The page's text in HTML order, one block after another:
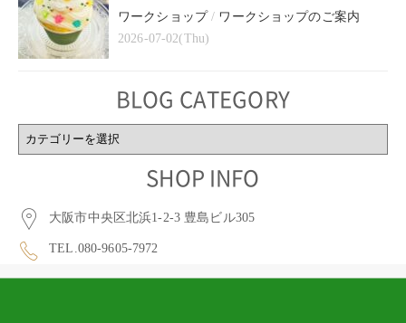
ワークショップ/ ワークショップのご案内
2026-07-02(Thu)
BLOG CATEGORY
BLOG
CATEGORY
SHOP INFO
大阪市中央区北浜1-2-3 豊島ビル305
TEL.080-9605-7972